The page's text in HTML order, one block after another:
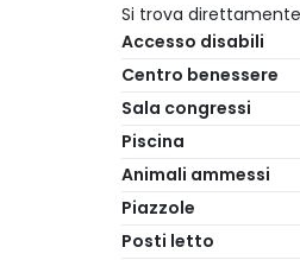
Si trova
Accesso disabili
Centro benessere
Sala congressi
Piscina
Animali ammessi
Piazzole
Posti letto